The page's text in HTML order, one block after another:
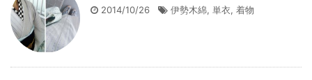
2014/10/26 伊勢木綿, 単衣, 着物